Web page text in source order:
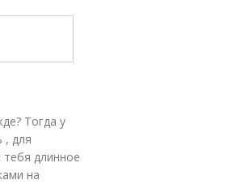
Тогда у
, для
длинное
на